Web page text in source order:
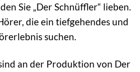
Sie „Der Schnüffler“ lieben.
die ein tiefgehendes und
suchen.
an der Produktion von Der